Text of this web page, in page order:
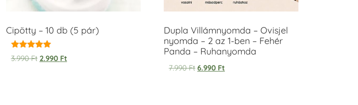
Cipötty – 10 db (5 pár)
Értékelés:
5.00
3.990Ft 2.990 Ft
Dupla Villámnyomda – Ovisjel
nyomda – 2 az 1-ben – Fehér
Panda – Ruhanyomda
7.990Ft 6.990 Ft